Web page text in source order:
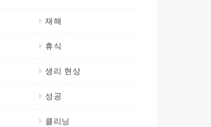
재해
휴식
생리 현상
성공
클리닝